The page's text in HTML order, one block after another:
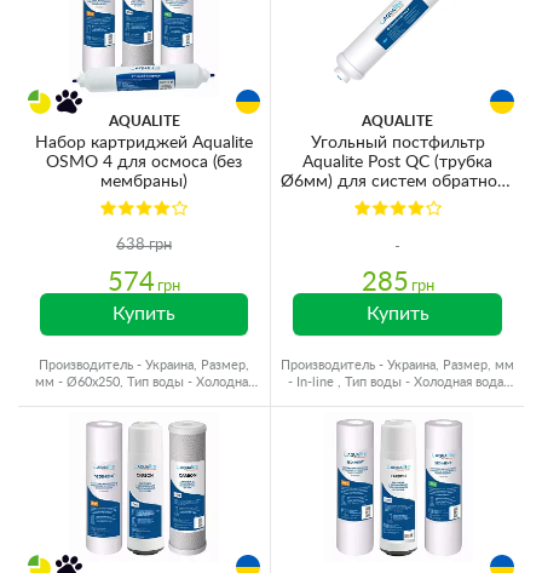
AQUALITE
Набор картриджей Aqualite
OSMO 4 для осмоса (без
мембраны)
638 грн
574 грн
Купить
Производитель - Украина, Размер,
мм - Ø60x250, Тип воды - Холодная
AQUALITE
Угольный постфильтр
Aqualite Post QC (трубка
Ø6мм) для систем обратного
осмоса (C2010-QC)
285 грн
Купить
Производитель - Украина, Размер, мм
- In-line , Тип воды - Холодная вода,